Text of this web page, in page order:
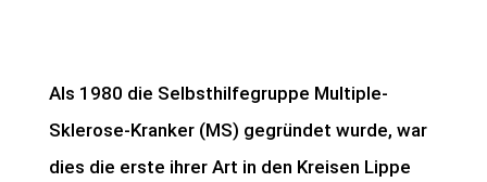
Als 1980 die Selbsthilfegruppe Multiple-
Sklerose-Kranker (MS) gegründet wurde, war
dies die erste ihrer Art in den Kreisen Lippe